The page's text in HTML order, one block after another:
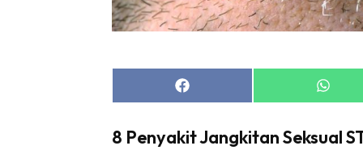
Share
on
Share
on
8 Penyakit Jangkitan Seksual